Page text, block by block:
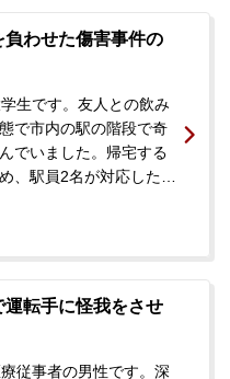
取られましたが、後
断書と被害届を提出し
び出しを受けた依頼者
するため示談をしたい
相談に来られました。
わせた傷害事件の
生です。友人との飲み
で市内の駅の階段で奇
でいました。帰宅する
、駅員2名が対応したと
、怪我を負わせてしま
元引受人となり帰宅し
察から事情聴取の呼び
件として捜査されるこ
頼者は事件当時の記憶
転手に怪我をさせ
従事者の男性です。深